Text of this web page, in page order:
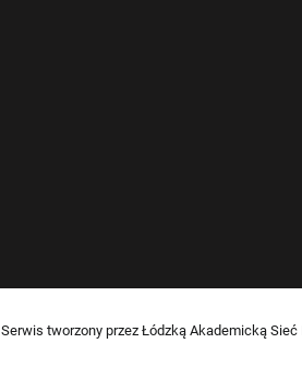
Serwis tworzony przez Łódzką Akademicką Sieć